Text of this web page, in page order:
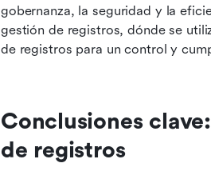
gobernanza, la seguridad y la
gestión de registros, dónde se
de registros para un control y
Conclusiones
de registros